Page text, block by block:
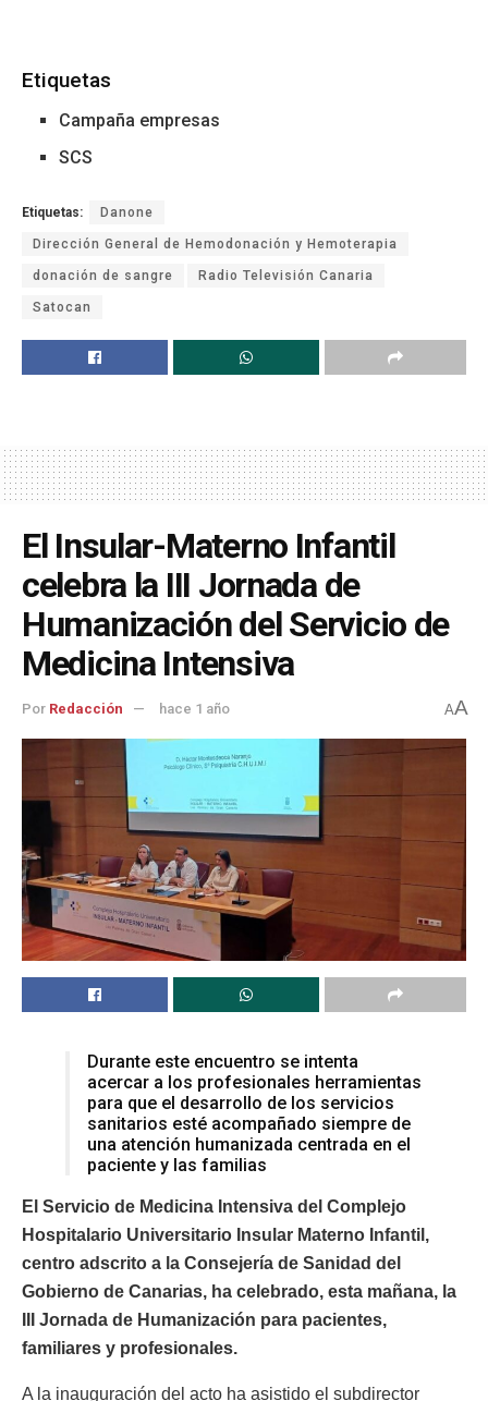
Etiquetas
Campaña empresas
SCS
Etiquetas: Danone
Dirección General de Hemodonación y Hemoterapia
donación de sangre Radio Televisión Canaria
Satocan
El Insular-Materno Infantil
celebra la III Jornada de
Humanización del Servicio de
Medicina Intensiva
Por Redacción hace 1 año AA
Durante este encuentro se intenta
acercar a los profesionales herramientas
para que el desarrollo de los servicios
sanitarios esté acompañado siempre de
una atención humanizada centrada en el
paciente y las familias
El Servicio de Medicina Intensiva del Complejo
Hospitalario Universitario Insular Materno Infantil,
centro adscrito a la Consejería de Sanidad del
Gobierno de Canarias, ha celebrado, esta mañana, la
III Jornada de Humanización para pacientes,
familiares y profesionales.
A la inauguración del acto ha asistido el subdirector